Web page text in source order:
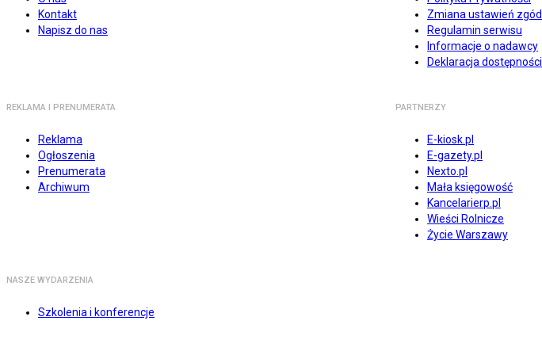
Kontakt
Napisz do nas
Zmiana ustawień zgód
Regulamin serwisu
Informacje o nadawcy
Deklaracja dostępności
REKLAMA I PRENUMERATA
Reklama
Ogłoszenia
Prenumerata
Archiwum
PARTNERZY
E-kiosk.pl
E-gazety.pl
Nexto.pl
Mała księgowość
Kancelarierp.pl
Wieści Rolnicze
Życie Warszawy
NASZE WYDARZENIA
Szkolenia i konferencje